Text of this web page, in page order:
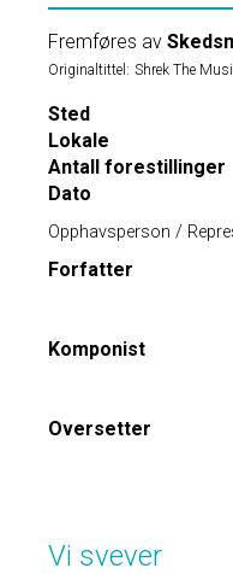
Fremføres av
Originaltittel: Shrek The
Sted
Lokale
Antall forestillinger
Dato
Opphavsperson /
Forfatter
Komponist
Oversetter
Vi svever